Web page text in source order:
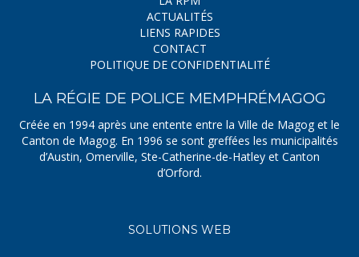
ACTUALITÉS
LIENS RAPIDES
CONTACT
POLITIQUE DE CONFIDENTIALITÉ
LA RÉGIE DE POLICE MEMPHRÉMAGOG
Créée en 1994 après une entente entre la Ville de Magog et le
Canton de Magog. En 1996 se sont greffées les municipalités
d’Austin, Omerville, Ste-Catherine-de-Hatley et Canton
d’Orford.
SOLUTIONS WEB